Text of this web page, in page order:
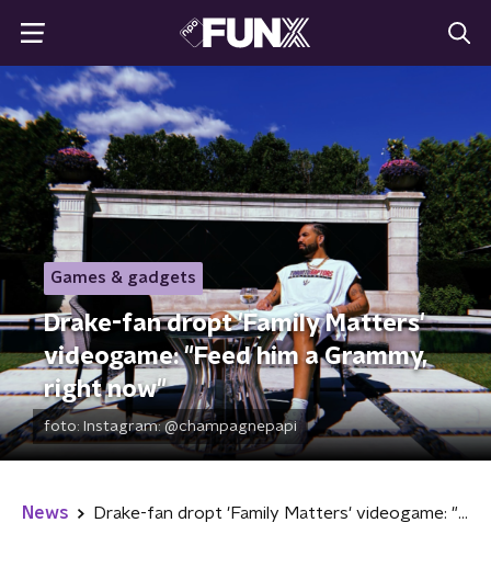
Games & gadgets
Drake-fan dropt 'Family Matters'
videogame: "Feed him a Grammy,
right now"
foto: Instagram: @champagnepapi
News Drake-fan dropt 'Family Matters' videogame: "Feed him a Grammy, right now"